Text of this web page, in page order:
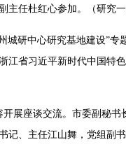
任杜红心参加。（研究一
城研中心研究基地建设”专
江省习近平新时代中国特
展座谈交流。市委副秘书
记、主任江山舞，党组副